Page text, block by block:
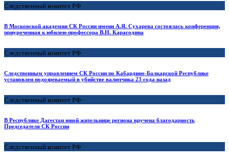
Следственный комитет РФ
В Московской академии СК России имени А.Я. Сухарева состоялась конференция,
приуроченная к юбилею профессора В.Н. Карагодина
Следственный комитет РФ
Следственным управлением СК России по Кабардино-Балкарской Республике
установлен подозреваемый в убийстве валютчика 23 года назад
Следственный комитет РФ
В Республике Дагестан юной жительнице региона вручена благодарность
Председателя СК России
Следственный комитет РФ